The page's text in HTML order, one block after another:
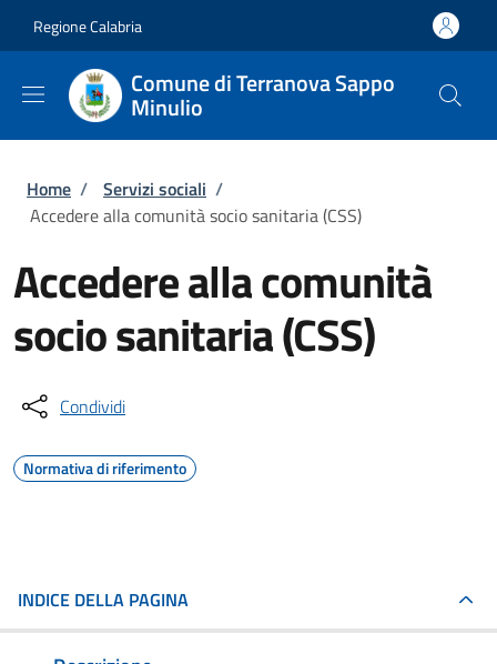
Regione Calabria
Comune di Terranova Sappo
Minulio
Briciole di pane
Home / Servizi sociali /
Accedere alla comunità socio sanitaria (CSS)
Accedere alla comunità
socio sanitaria (CSS)
Condividi
Normativa di riferimento
INDICE DELLA PAGINA